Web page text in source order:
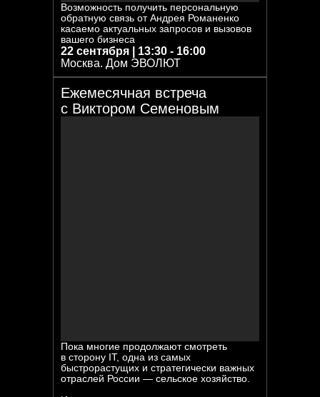
Возможность получить персональную
обратную связь от Андрея Романенко
касаемо актуальных запросов и вызовов
вашего бизнеса
22 сентября | 13:30 - 16:00
Москва. Дом ЭВОЛЮТ
Eжемесячная встреча
с Виктором Семеновым
Пока многие продолжают смотреть
в сторону IT, одна из самых
быстрорастущих и стратегически важных
отраслей России — сельское хозяйство.